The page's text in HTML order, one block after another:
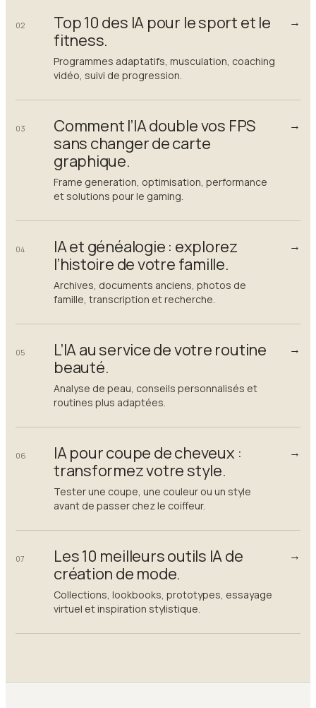
02
Top 10 des IA pour le sport et le
fitness.
Programmes adaptatifs, musculation, coaching
vidéo, suivi de progression.
→
03
Comment l’IA double vos FPS
sans changer de carte
graphique.
Frame generation, optimisation, performance
et solutions pour le gaming.
→
04
IA et généalogie : explorez
l’histoire de votre famille.
Archives, documents anciens, photos de
famille, transcription et recherche.
→
05
L’IA au service de votre routine
beauté.
Analyse de peau, conseils personnalisés et
routines plus adaptées.
→
06
IA pour coupe de cheveux :
transformez votre style.
Tester une coupe, une couleur ou un style
avant de passer chez le coiffeur.
→
07
Les 10 meilleurs outils IA de
création de mode.
Collections, lookbooks, prototypes, essayage
virtuel et inspiration stylistique.
→